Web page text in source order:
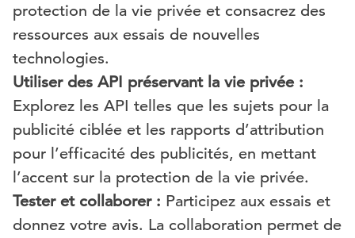
protection de la vie privée et consacrez des
ressources aux essais de nouvelles
technologies.
Utiliser des API préservant la vie privée :
Explorez les API telles que les sujets pour la
publicité ciblée et les rapports d’attribution
pour l’efficacité des publicités, en mettant
l’accent sur la protection de la vie privée.
Tester et collaborer : Participez aux essais et
donnez votre avis. La collaboration permet de